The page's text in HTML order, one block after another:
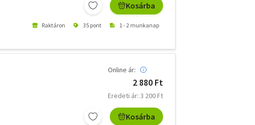
Kosárba
Raktáron 35 pont 1 - 2 munkanap
Online ár:
2 880 Ft
Eredeti ár: 3 200 Ft
Kosárba